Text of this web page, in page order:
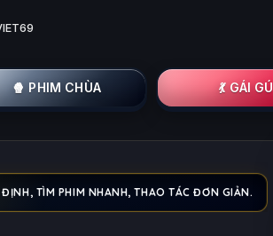
🍿 PHIM CHÙA 💃 GÁI GÚ
TÌM PHIM NHANH, THAO TÁC ĐƠN GIẢN.